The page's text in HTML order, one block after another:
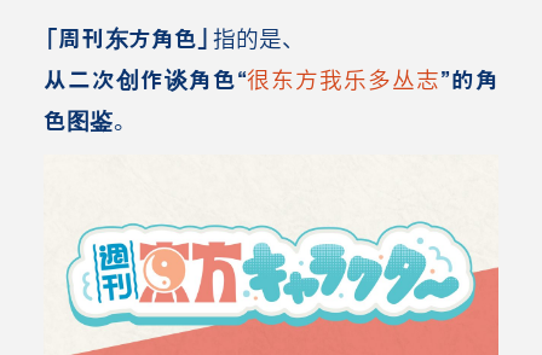
「周刊东方角色」指的是、
从二次创作谈角色“很东方我乐多丛志”的角
色图鉴。